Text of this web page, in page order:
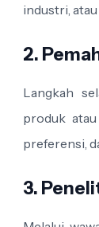
industri,
2.
Langkah
produk
preferensi,
3.